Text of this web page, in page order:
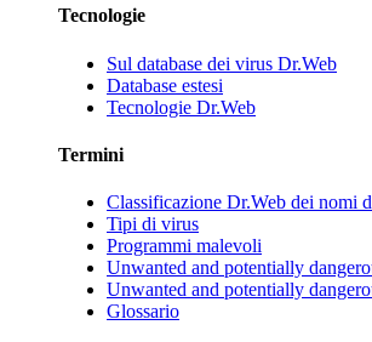
Tecnologie
Sul database dei virus Dr.Web
Database estesi
Tecnologie Dr.Web
Termini
Classificazione Dr.Web dei nomi
Tipi di virus
Programmi malevoli
Unwanted and potentially
Unwanted and potentially
Glossario